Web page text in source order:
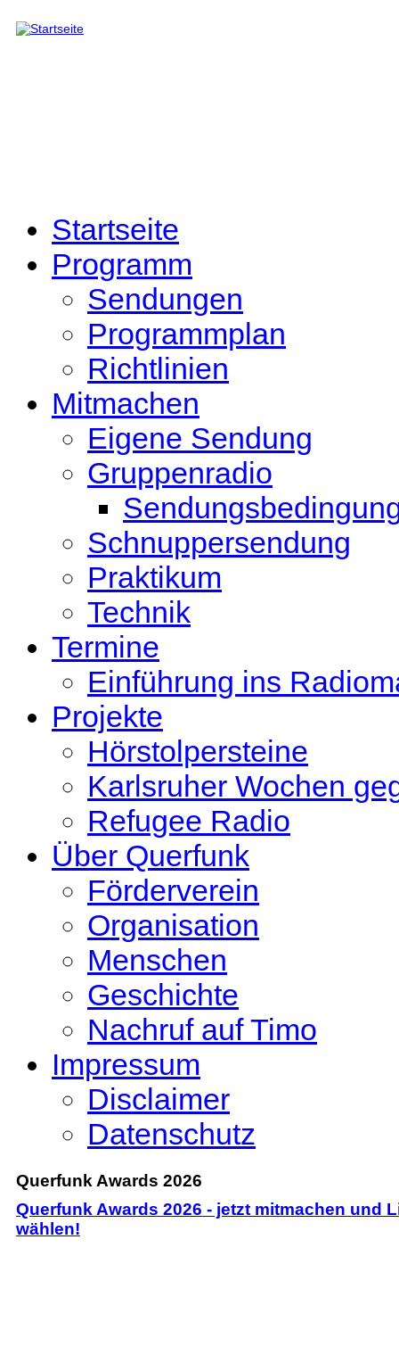
Direkt zum Inhalt
Startseite
Programm
Sendungen
Programmplan
Richtlinien
Mitmachen
Eigene Sendung
Gruppenradio
Schnuppersendung
Praktikum
Technik
Termine
Einführung ins
Projekte
Hörstolpersteine
Karlsruher Wochen
Refugee Radio
Über Querfunk
Förderverein
Organisation
Menschen
Geschichte
Nachruf auf Timo
Impressum
Disclaimer
Datenschutz
Querfunk Awards 2026
Querfunk Awards 2026 - jetzt mitmachen und
wählen!